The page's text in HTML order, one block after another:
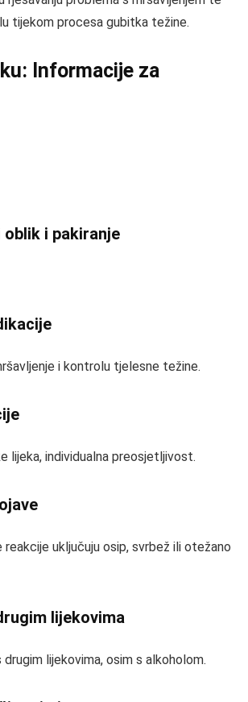
tijekom procesa gubitka težine.
Informacije za
i pakiranje
i kontrolu tjelesne težine.
lijeka, individualna preosjetljivost.
uključuju osip, svrbež ili otežano
lijekovima
lijekovima, osim s alkoholom.